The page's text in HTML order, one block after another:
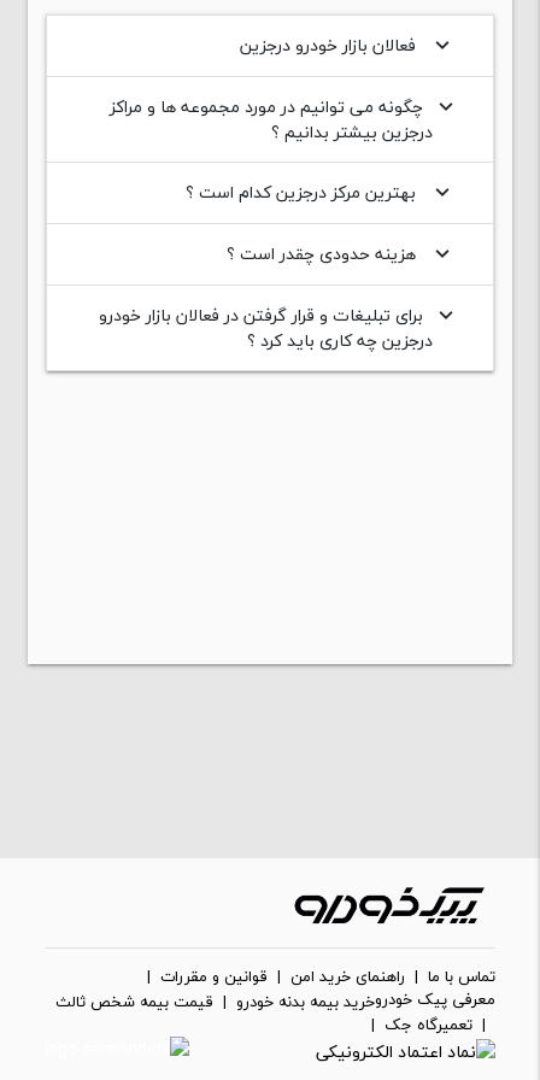
keyboard_arrow_down فعالان بازار خودرو درجزین
keyboard_arrow_down چگونه می توانیم در مورد مجموعه ها و مراکز
درجزین بیشتر بدانیم ؟
keyboard_arrow_down بهترین مرکز درجزین کدام است ؟
keyboard_arrow_down هزینه حدودی چقدر است ؟
keyboard_arrow_down
برای تبلیغات و قرار گرفتن در فعالان بازار خودرو
درجزین چه کاری باید کرد ؟
تماس با ما | راهنمای خرید امن | قوانین و مقررات |
معرفی پیک خودروخرید بیمه بدنه خودرو | قیمت بیمه شخص ثالث
|تعمیرگاه جک |